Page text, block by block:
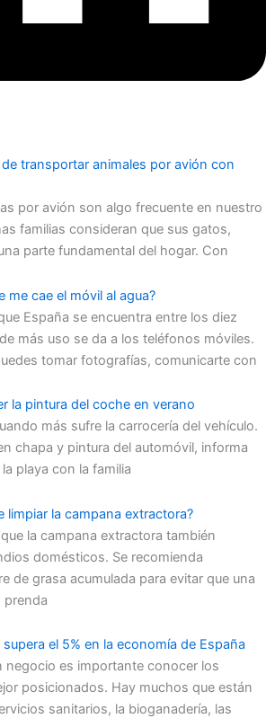
transportar animales por avión con
por avión son algo frecuente en nuestro
familias consideran que sus gatos,
parte fundamental del hogar. Con
me cae el móvil al agua?
España se encuentra entre los diez
más uso se da a los teléfonos móviles.
tomar fotografías, comunicarte con
la pintura del coche en verano
más sufre la carrocería del vehículo.
chapa y pintura del automóvil, informa
playa con la familia
limpiar la campana extractora?
la campana extractora también
domésticos. Se recomienda
de grasa acumulada para evitar que una
prenda
el 5% en la economía de España
negocio es importante conocer los
posicionados. Hay muchos que están
sanitarios, la bioganadería, las